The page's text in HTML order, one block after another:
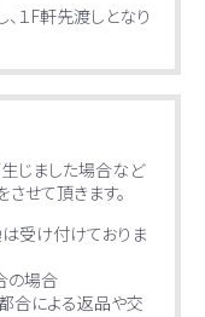
１F軒先渡しとなり
じました場合など
せて頂きます。
受け付けておりま
の場合
合による返品や交